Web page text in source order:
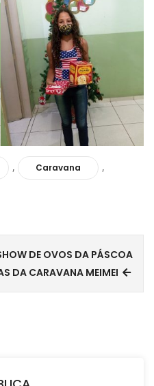
, Caravana ,
DE OVOS DA PÁSCOA
DA CARAVANA MEIMEI